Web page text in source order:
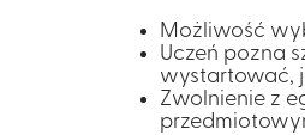
Możliwość
Uczeń pozna
wystartować,
Zwolnienie z